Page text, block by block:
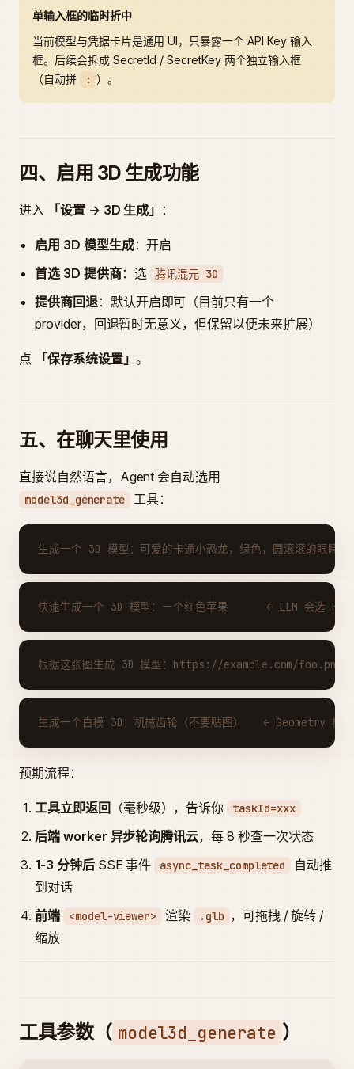
单输入框的临时折中
当前模型与凭据卡片是通用 UI，只暴露一个 API Key 输入
框。后续会拆成 SecretId / SecretKey 两个独立输入框
（自动拼
: ）。
四、启用 3D 生成功能
进入 「设置 → 3D 生成」 ：
启用 3D 模型生成：开启
首选 3D 提供商：选 腾讯混元 3D
提供商回退：默认开启即可（目前只有一个
provider，回退暂时无意义，但保留以便未来扩展）
点 「保存系统设置」 。
五、在聊天里使用
直接说自然语言，Agent 会自动选用
model3d_generate 工具：
生成一个 3D 模型：可爱的卡通小恐龙，绿色，圆滚滚的眼睛
快速生成一个 3D 模型：一个红色苹果      ← LLM 会选 HY-
根据这张图生成 3D 模型：https://example.com/
生成一个白模 3D：机械齿轮（不要贴图）   ← Geometry 模式
预期流程：
工具立即返回 （毫秒级），告诉你 taskId=xxx
后端 worker 异步轮询腾讯云，每 8 秒查一次状态
1-3 分钟后SSE 事件 async_task_completed
自动推
到对话
前端
<model-viewer> 渲染 .glb ，可拖拽 / 旋转 /
缩放
工具参数（ model3d_generate ）